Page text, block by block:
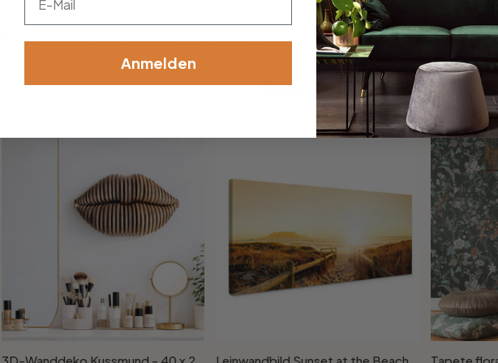
die passende Grösse, Schriftart oder Verzierung dabei? Teilen Sie uns
Top Seller
Anmelden